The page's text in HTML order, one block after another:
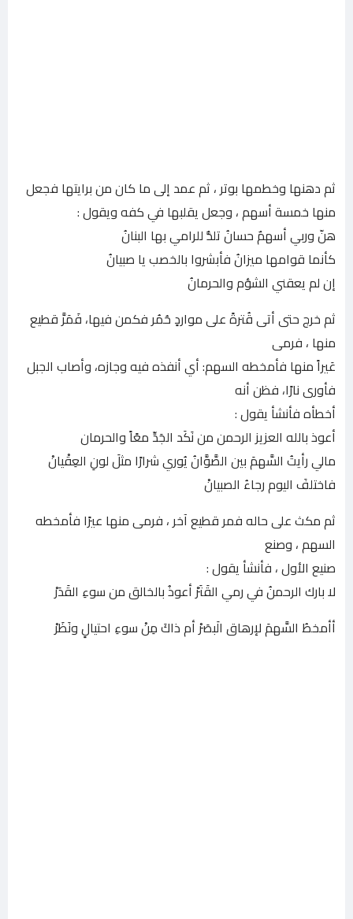
ثم دهنها وخطمها بوتر ، ثم عمد إلى ما كان من برايتها فجعل
منها خمسة أسهم ، وجعل يقلبها في كفه ويقول :
هنّ وربي أسهمٌ حسانُ تلذُّ للرامي بها البنانُ
كأنما قوامها ميزانُ فأبشروا بالخصب يا صبيانُ
إن لم يعقني الشؤم والحرمانُ
ثم خرج حتى أتى قُترةً على مواردٍ حُمُر فكمن فيها، فَمَرَّ قطيع
منها ، فرمى
عَيراً منها فأمخطه السهم: أي أنفذه فيه وجازه، وأصاب الجبل
فأورى نارًا، فظن أنه
أخطأه فأنشأ يقول :
أعوذ بالله العزيز الرحمن من نَكَد الجَدِّ معًاً والحرمان
مالي رأيتُ السَّهمَ بين الصَّوَّانُ يُوري شرارًا مثلَ لونِ العِقْيانْ
فاختلفَ اليوم رجاءُ الصبيانْ
ثم مكث على حاله فمر قطيع آخر ، فرمى منها عيرًا فأمخطه
السهم ، وصنع
صنيع الأول ، فأنشأ يقول :
لا بارك الرحمنُ في رمي القَتَرْ أعوذُ بالخالق من سوءِ القَدَرْ
أأمخطُ السَّهمَ لإرهاق الَبصَرْ أم ذاكَ مِنْ سوءِ احتيالٍ ونَظَرْ